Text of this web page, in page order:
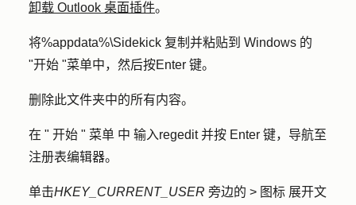
卸载 Outlook 桌面插件。
将%appdata%\Sidekick 复制并粘贴到 Windows 的
"开始 "菜单中，然后按Enter 键。
删除此文件夹中的所有内容。
在 " 开始 " 菜单 中 输入regedit并按 Enter 键，导航至
注册表编辑器。
单击HKEY_CURRENT_USER 旁边的 > 图标 展开文